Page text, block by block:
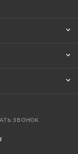
ЗВОНОК